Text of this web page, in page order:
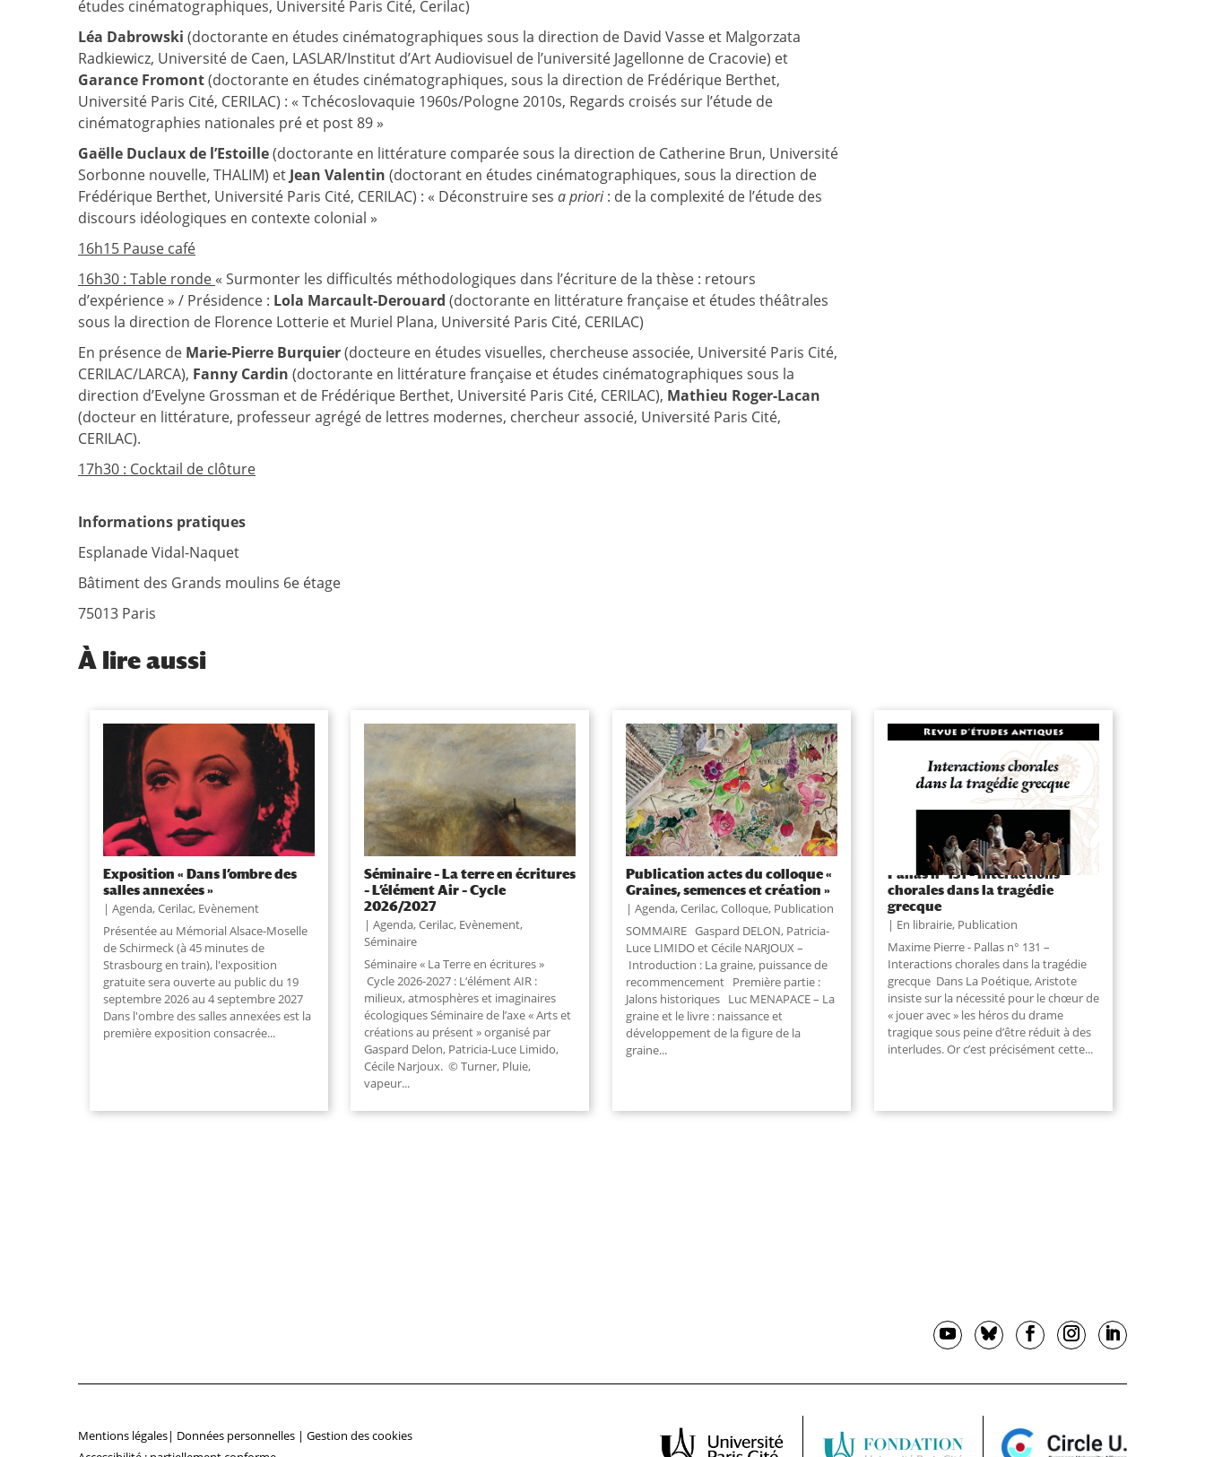
études cinématographiques, Université Paris Cité, Cerilac)
Léa Dabrowski (doctorante en études cinématographiques sous la direction de David Vasse et Malgorzata
Radkiewicz, Université de Caen, LASLAR/Institut d’Art Audiovisuel de l’université Jagellonne de Cracovie) et
Garance Fromont(doctorante en études cinématographiques, sous la direction de Frédérique Berthet,
Université Paris Cité, CERILAC) : « Tchécoslovaquie 1960s/Pologne 2010s, Regards croisés sur l’étude de
cinématographies nationales pré et post 89 »
Gaëlle Duclaux de l’Estoille(doctorante en littérature comparée sous la direction de Catherine Brun, Université
Sorbonne nouvelle, THALIM) et Jean Valentin (doctorant en études cinématographiques, sous la direction de
Frédérique Berthet, Université Paris Cité, CERILAC) : « Déconstruire ses a priori: de la complexité de l’étude des
discours idéologiques en contexte colonial »
16h15 Pause café
16h30 : Table ronde « Surmonter les difficultés méthodologiques dans l’écriture de la thèse : retours
d’expérience » / Présidence : Lola Marcault-Derouard (doctorante en littérature française et études théâtrales
sous la direction de Florence Lotterie et Muriel Plana, Université Paris Cité, CERILAC)
En présence de Marie-Pierre Burquier(docteure en études visuelles, chercheuse associée, Université Paris Cité,
CERILAC/LARCA), Fanny Cardin (doctorante en littérature française et études cinématographiques sous la
direction d’Evelyne Grossman et de Frédérique Berthet, Université Paris Cité, CERILAC), Mathieu Roger-Lacan
(docteur en littérature, professeur agrégé de lettres modernes, chercheur associé, Université Paris Cité,
CERILAC).
17h30 : Cocktail de clôture
Informations pratiques
Esplanade Vidal-Naquet
Bâtiment des Grands moulins 6e étage
75013 Paris
À lire aussi
Exposition « Dans l’ombre des
salles annexées »
Agenda,Cerilac, Evènement
Présentée au Mémorial Alsace-Moselle
de Schirmeck (à 45 minutes de
Strasbourg en train), l'exposition
gratuite sera ouverte au public du 19
septembre 2026 au 4 septembre 2027
Dans l'ombre des salles annexées est la
première exposition consacrée...
Séminaire – La terre en écritures
– L’élément Air – Cycle
2026/2027
Agenda,Cerilac, Evènement,
Séminaire
Séminaire « La Terre en écritures »
Cycle 2026-2027 : L‘élément AIR :
milieux, atmosphères et imaginaires
écologiques Séminaire de l’axe « Arts et
créations au présent » organisé par
Gaspard Delon, Patricia-Luce Limido,
Cécile Narjoux. © Turner, Pluie,
vapeur...
Publication actes du colloque «
Graines, semences et création »
Agenda,Cerilac,Colloque, Publication
SOMMAIRE Gaspard DELON, Patricia-
Luce LIMIDO et Cécile NARJOUX –
Introduction : La graine, puissance de
recommencement Première partie :
Jalons historiques Luc MENAPACE – La
graine et le livre : naissance et
développement de la figure de la
graine...
Pallas n° 131 – Interactions
chorales dans la tragédie
grecque
En librairie, Publication
Maxime Pierre - Pallas n° 131 –
Interactions chorales dans la tragédie
grecque Dans La Poétique, Aristote
insiste sur la nécessité pour le chœur de
« jouer avec » les héros du drame
tragique sous peine d’être réduit à des
interludes. Or c’est précisément cette...
Mentions légales| Données personnelles | Gestion des cookies